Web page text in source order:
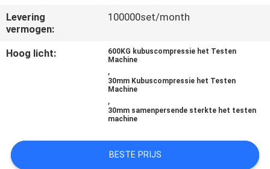
SITEMAP
PRIVACYBELEID
Levering
vermogen:
100000set/month
Hoog licht:
600KG kubuscompressie het Testen
Machine
,
30mm Kubuscompressie het Testen
Machine
,
30mm samenpersende sterkte het testen
machine
BESTE PRIJS